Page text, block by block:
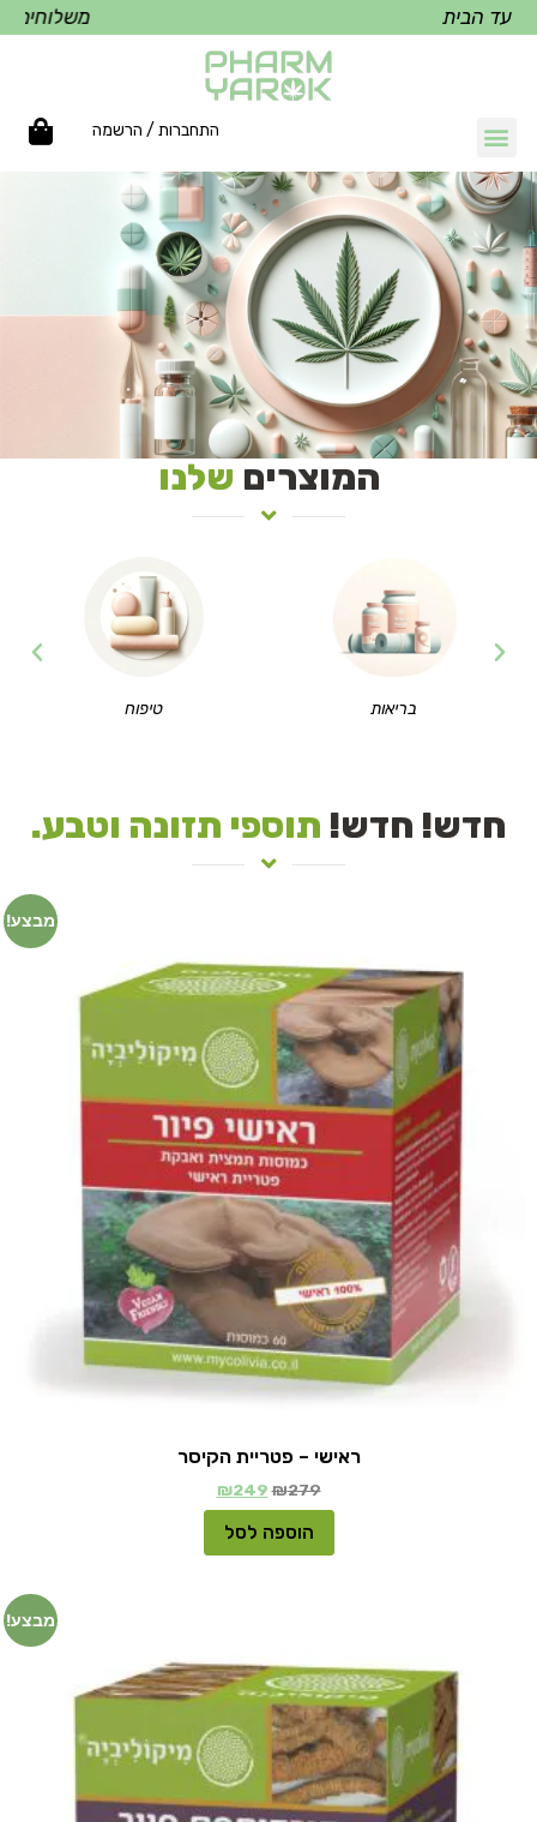
משלוחים עד
התחברות / הרשמה
המוצרים שלנו
בריאות טיפוח
חדש! חדש! תוספי תזונה וטבע.
מבצע!
ראישי – פטריית הקיסר
₪279
₪249
הוספה לסל
מבצע!